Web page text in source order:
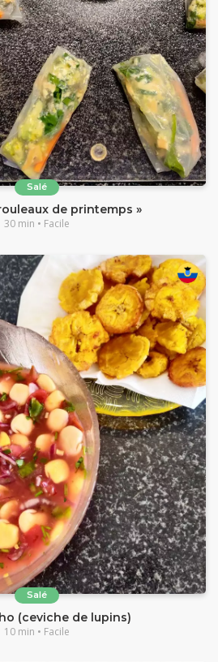
Salé
de printemps »
30 min • Facile
Salé
(ceviche de lupins)
10 min • Facile